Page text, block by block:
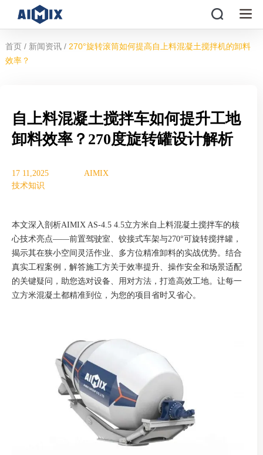
首页 / 新闻资讯 / 270°旋转滚筒如何提高自上料混凝土搅拌机的卸料
效率？
自上料混凝土搅拌车如何提升工地
卸料效率？270度旋转罐设计解析
17 11,2025
AIMIX
技术知识
本文深入剖析AIMIX AS-4.5 4.5立方米自上料混凝土搅拌车的核
心技术亮点——前置驾驶室、铰接式车架与270°可旋转搅拌罐，
揭示其在狭小空间灵活作业、多方位精准卸料的实战优势。结合
真实工程案例，解答施工方关于效率提升、操作安全和场景适配
的关键疑问，助您选对设备、用对方法，打造高效工地。让每一
立方米混凝土都精准到位，为您的项目省时又省心。